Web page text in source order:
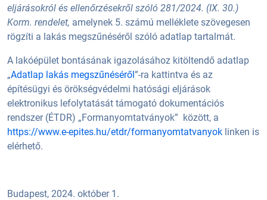
eljárásokról és ellenőrzésekről szóló 281/2024. (IX. 30.)
Korm. rendelet, amelynek 5. számú melléklete szövegesen
rögzíti a lakás megszűnéséről szóló adatlap tartalmát.
A lakóépület bontásának igazolásához kitöltendő adatlap
„Adatlap lakás megszűnéséről”-ra kattintva és az
építésügyi és örökségvédelmi hatósági eljárások
elektronikus lefolytatását támogató dokumentációs
rendszer (ÉTDR) „Formanyomtatványok” között, a
https://www.e-epites.hu/etdr/formanyomtatvanyok linken is
elérhető.
Budapest, 2024. október 1.